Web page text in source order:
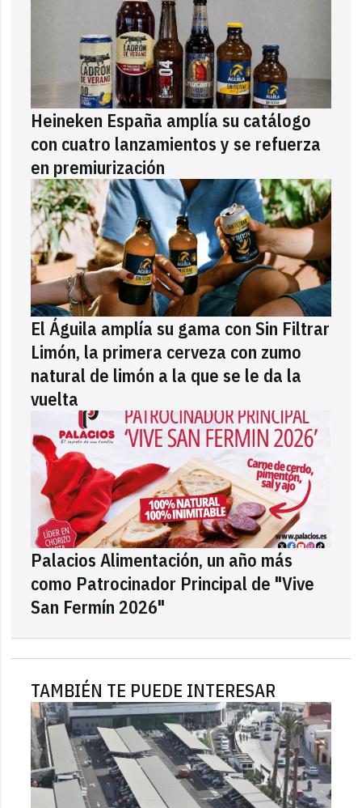
Heineken España amplía su catálogo
con cuatro lanzamientos y se refuerza
en premiurización
El Águila amplía su gama con Sin Filtrar
Limón, la primera cerveza con zumo
natural de limón a la que se le da la
vuelta
Palacios Alimentación, un año más
como Patrocinador Principal de "Vive
San Fermín 2026"
TAMBIÉN TE PUEDE INTERESAR